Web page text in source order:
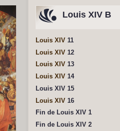
Louis XIV B
Louis XIV 11
Louis XIV 12
Louis XIV 13
Louis XIV 14
Louis XIV 15
Louis XIV 16
Fin de Louis XIV 1
Fin de Louis XIV 2